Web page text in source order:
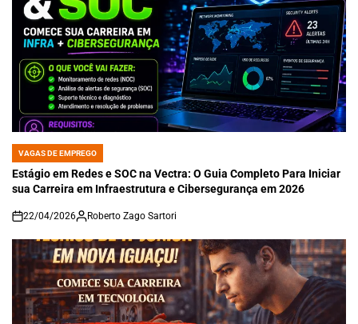
POSTED
IN
VAGAS DE EMPREGO
Estágio em Redes e SOC na Vectra: O Guia Completo Para Iniciar
sua Carreira em Infraestrutura e Cibersegurança em 2026
on
22/04/2026 Roberto Zago Sartori